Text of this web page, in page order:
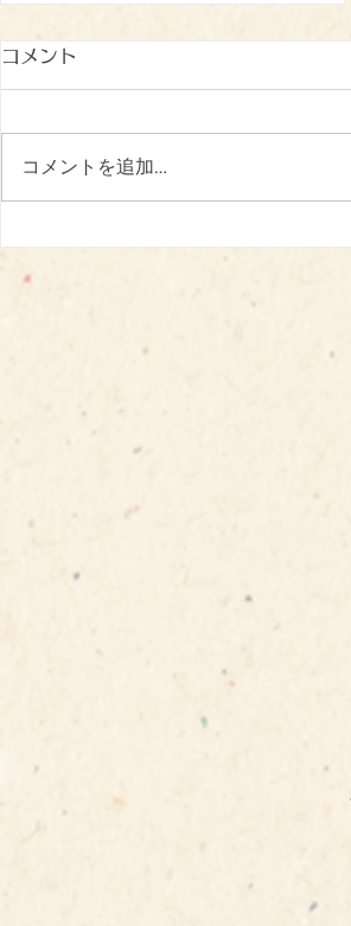
冷たいおやつに笑顔がいっぱ
い♪
コメント
コメントを追加…